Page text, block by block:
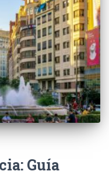
Guía